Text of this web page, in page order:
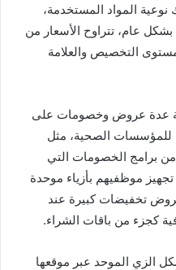
المواد المستخدمة،
عام، تتراوح الأسعار من
التخصيص والعلامة
عدة عروض وخصومات على
للمؤسسات الصحية، مثل
من برامج الخصومات التي
موظفيهم بأزياء موحدة
تخفيضات كبيرة عند
كجزء من باقات الشراء.
الزي الموحد عبر موقعها